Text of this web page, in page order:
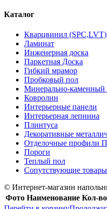
Каталог
Кварцвинил (SPC,LVT)
Ламинат
Инженерная доска
Паркетная Доска
Гибкий мрамор
Пробковый пол
Минерально-каменный
Ковролин
Интерьерные панели
Интерьерная лепнина
Плинтуса
Декоративные
Отделочные профили
Пороги
Теплый пол
Сопутствующие товары
© Интернет-магазин
Фото Наименование Кол-во